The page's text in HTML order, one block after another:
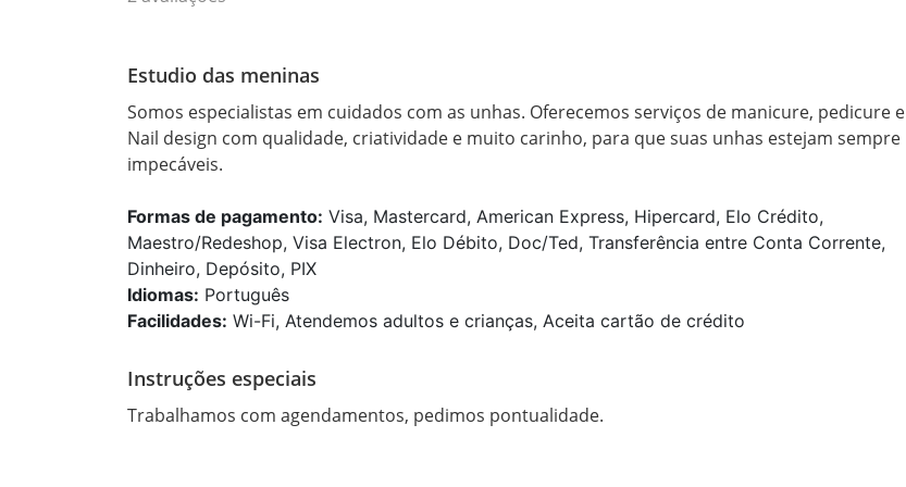
Estudio das meninas
Somos especialistas em cuidados com as unhas. Oferecemos serviços de manicure, pedicure e
Nail design com qualidade, criatividade e muito carinho, para que suas unhas estejam sempre
impecáveis.
Formas de pagamento: Visa, Mastercard, American Express, Hipercard, Elo Crédito,
Maestro/Redeshop, Visa Electron, Elo Débito, Doc/Ted, Transferência entre Conta Corrente,
Dinheiro, Depósito, PIX
Idiomas: Português
Facilidades: Wi-Fi, Atendemos adultos e crianças, Aceita cartão de crédito
Instruções especiais
Trabalhamos com agendamentos, pedimos pontualidade.